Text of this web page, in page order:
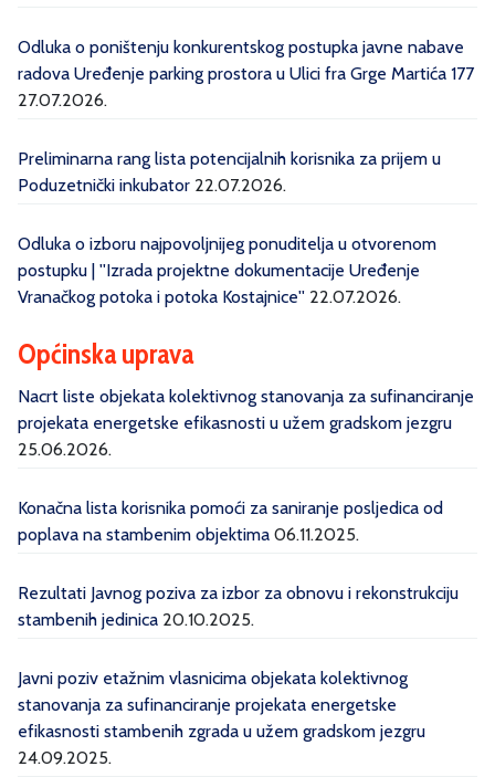
Odluka o poništenju konkurentskog postupka javne nabave
radova Uređenje parking prostora u Ulici fra Grge Martića 177
27.07.2026.
Preliminarna rang lista potencijalnih korisnika za prijem u
Poduzetnički inkubator 22.07.2026.
Odluka o izboru najpovoljnijeg ponuditelja u otvorenom
postupku | ''Izrada projektne dokumentacije Uređenje
Vranačkog potoka i potoka Kostajnice'' 22.07.2026.
Općinska uprava
Nacrt liste objekata kolektivnog stanovanja za sufinanciranje
projekata energetske efikasnosti u užem gradskom jezgru
25.06.2026.
Konačna lista korisnika pomoći za saniranje posljedica od
poplava na stambenim objektima 06.11.2025.
Rezultati Javnog poziva za izbor za obnovu i rekonstrukciju
stambenih jedinica 20.10.2025.
Javni poziv etažnim vlasnicima objekata kolektivnog
stanovanja za sufinanciranje projekata energetske
efikasnosti stambenih zgrada u užem gradskom jezgru
24.09.2025.